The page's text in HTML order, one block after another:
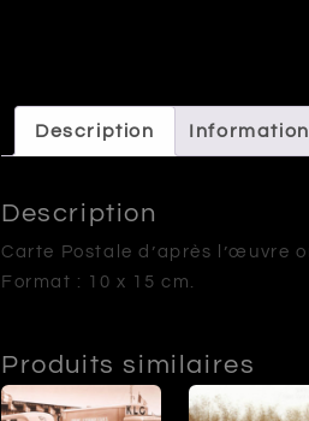
Description
Description
Carte Postale d’après l’œuvre
Format : 10 x 15 cm.
Produits similaires